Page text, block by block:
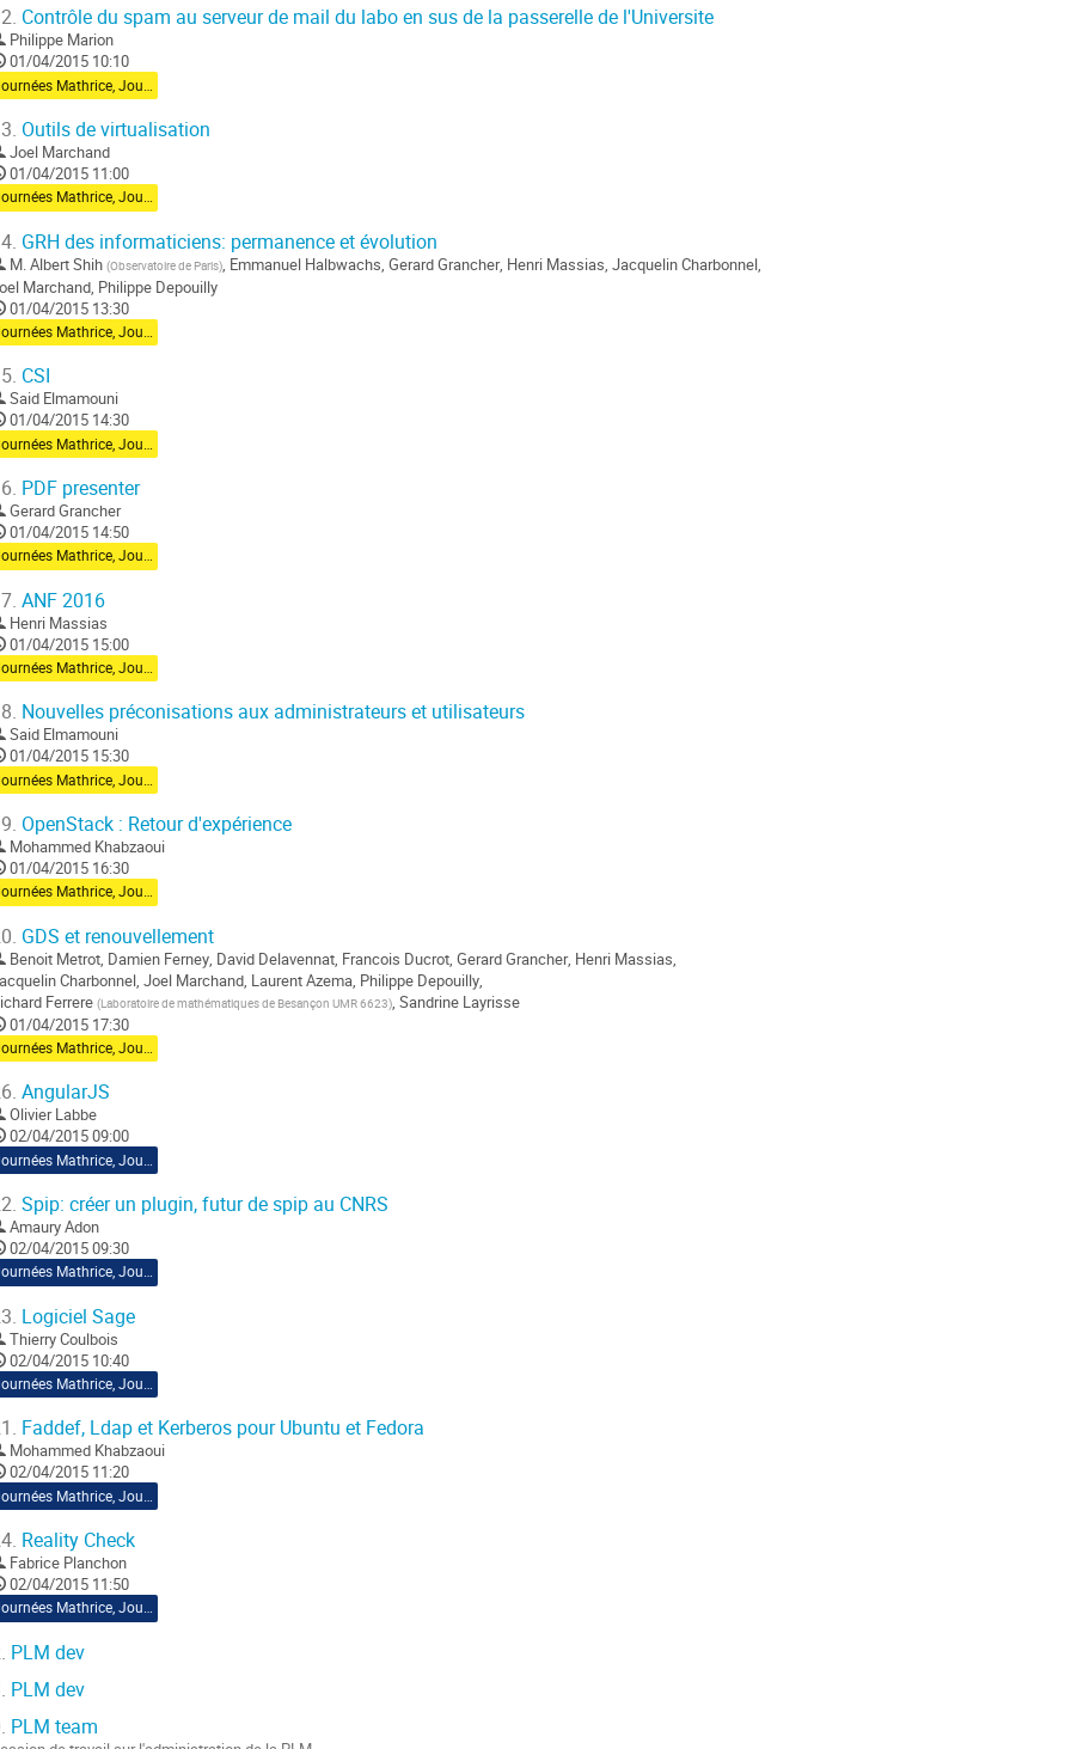
Contrôle du spam au serveur de mail du labo en sus de la passerelle de l'Universite
Philippe Marion
01/04/2015 10:10
Outils de virtualisation
Joel Marchand
01/04/2015 11:00
Journées Mathrice, Jour 2
GRH des informaticiens: permanence et évolution
M.Albert Shih (Observatoire de Paris), Emmanuel Halbwachs, Gerard Grancher, Henri Massias, Jacquelin Charbonnel,
Marchand, Philippe Depouilly
01/04/2015 13:30
Journées Mathrice, Jour 2
CSI
Said Elmamouni
01/04/2015 14:30
PDF presenter
Gerard Grancher
01/04/2015 14:50
Journées Mathrice, Jour 2
ANF 2016
Henri Massias
01/04/2015 15:00
Journées Mathrice, Jour 2
Nouvelles préconisations aux administrateurs et utilisateurs
Said Elmamouni
01/04/2015 15:30
OpenStack : Retour d'expérience
Mohammed Khabzaoui
01/04/2015 16:30
Journées Mathrice, Jour 2
GDS et renouvellement
Benoit Metrot, Damien Ferney, David Delavennat, Francois Ducrot, Gerard Grancher, Henri Massias,
Charbonnel, Joel Marchand, Laurent Azema, Philippe Depouilly,
Ferrere (Laboratoire de mathématiques de Besançon UMR 6623), Sandrine Layrisse
01/04/2015 17:30
Journées Mathrice, Jour 2
AngularJS
Olivier Labbe
02/04/2015 09:00
Spip: créer un plugin, futur de spip au CNRS
Amaury Adon
02/04/2015 09:30
Journées Mathrice, Jour 3
Logiciel Sage
Thierry Coulbois
02/04/2015 10:40
Journées Mathrice, Jour 3
Faddef, Ldap et Kerberos pour Ubuntu et Fedora
Mohammed Khabzaoui
02/04/2015 11:20
Reality Check
Fabrice Planchon
02/04/2015 11:50
Journées Mathrice, Jour 3
PLM dev
PLM dev
PLM team